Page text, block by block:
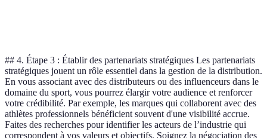
## 4. Étape 3 : Établir des partenariats stratégiques Les partenariats
stratégiques jouent un rôle essentiel dans la gestion de la distribution.
En vous associant avec des distributeurs ou des influenceurs dans le
domaine du sport, vous pourrez élargir votre audience et renforcer
votre crédibilité. Par exemple, les marques qui collaborent avec des
athlètes professionnels bénéficient souvent d'une visibilité accrue.
Faites des recherches pour identifier les acteurs de l’industrie qui
correspondent à vos valeurs et objectifs. Soignez la négociation des